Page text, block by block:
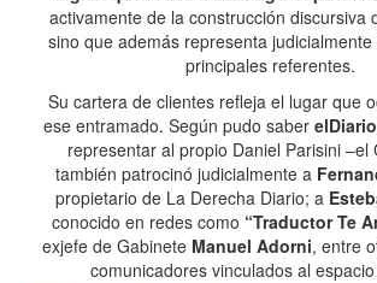
activamente de la construcción discursiva
sino que además representa
principales referentes.
Su cartera de clientes refleja el lugar que
ese entramado. Según pudo saber
representar al propio Daniel Parisini –el
también patrocinó judicialmente a
propietario de La Derecha Diario; a
conocido en redes como “Traductor Te
exjefe de Gabinete Manuel Adorni, entre
comunicadores vinculados al